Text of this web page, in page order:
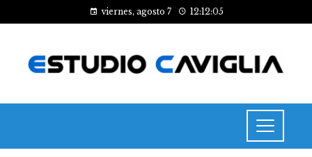
viernes, agosto 7 12:12:05